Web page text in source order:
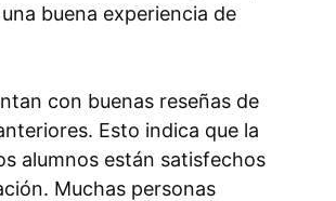
buena experiencia de
con buenas reseñas de
Esto indica que la
alumnos están satisfechos
Muchas personas